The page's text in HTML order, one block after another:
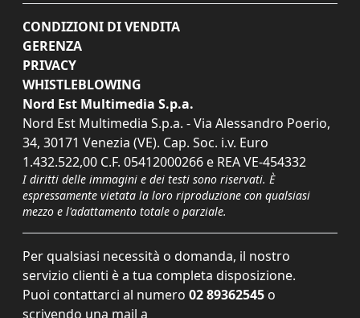
CONDIZIONI DI VENDITA
GERENZA
PRIVACY
WHISTLEBLOWING
Nord Est Multimedia S.p.a.
Nord Est Multimedia S.p.a. - Via Alessandro Poerio,
34, 30171 Venezia (VE). Cap. Soc. i.v. Euro
1.432.522,00 C.F. 05412000266 e REA VE-454332
I diritti delle immagini e dei testi sono riservati. È
espressamente vietata la loro riproduzione con qualsiasi
mezzo e l'adattamento totale o parziale.
Per qualsiasi necessità o domanda, il nostro
servizio clienti è a tua completa disposizione.
Puoi contattarci al numero 02 89362545 o
scrivendo una mail a